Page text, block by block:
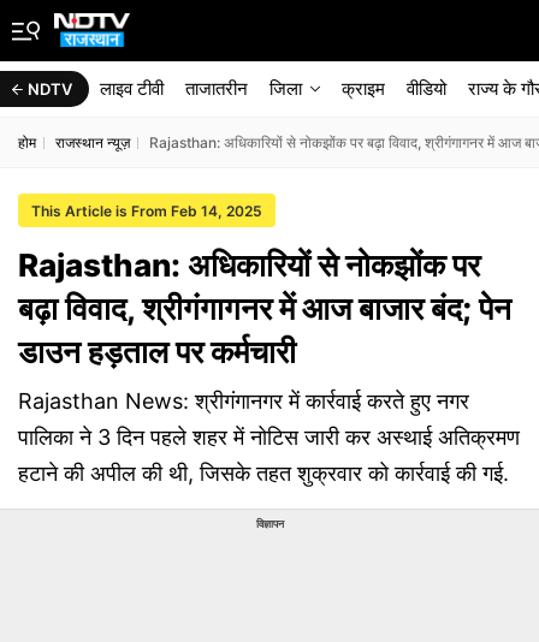
NDTV लाइव टीवी ताजातरीन जिला क्राइम वीडियो राज्‍य के
होम राजस्थान न्यूज़ Rajasthan: अधिकारियों से नोकझोंक पर बढ़ा विवाद, श्रीगंगागनर में आज
This Article is From Feb 14, 2025
Rajasthan: अधिकारियों से नोकझोंक पर
बढ़ा विवाद, श्रीगंगागनर में आज बाजार बंद; पेन
डाउन हड़ताल पर कर्मचारी
Rajasthan News: श्रीगंगानगर में कार्रवाई करते हुए नगर
पालिका ने 3 दिन पहले शहर में नोटिस जारी कर अस्थाई अतिक्रमण
हटाने की अपील की थी, जिसके तहत शुक्रवार को कार्रवाई की गई.
विज्ञापन